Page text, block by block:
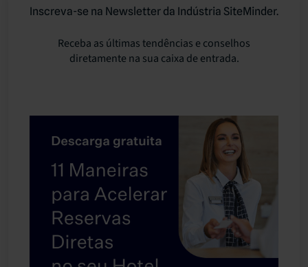
Inscreva-se na Newsletter da Indústria SiteMinder.
Receba as últimas tendências e conselhos
diretamente na sua caixa de entrada.